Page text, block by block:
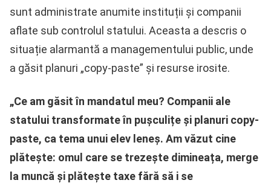
sunt administrate anumite instituții și companii
aflate sub controlul statului. Aceasta a descris o
situație alarmantă a managementului public, unde
a găsit planuri „copy-paste” și resurse irosite.
„Ce am găsit în mandatul meu? Companii ale
statului transformate în pușculițe și planuri copy-
paste, ca tema unui elev leneș. Am văzut cine
plătește: omul care se trezește dimineața, merge
la muncă și plătește taxe fără să i se